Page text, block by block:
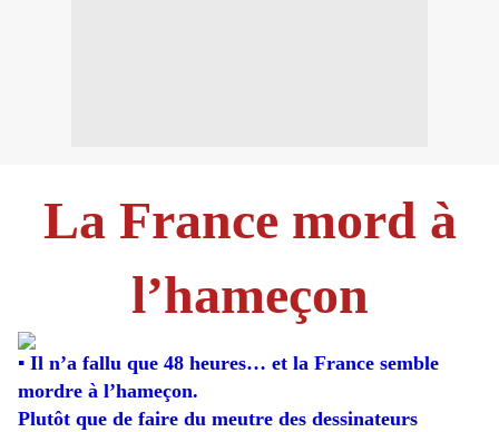
La France mord à
l’hameçon
▪ Il n’a fallu que 48 heures… et la France semble
mordre à l’hameçon.
Plutôt que de faire du meutre des dessinateurs